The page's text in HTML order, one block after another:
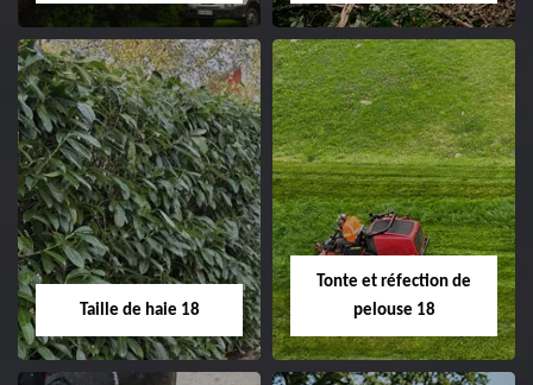
clôture 18 Cher tel:
02.52.56.49.40
Elagage d'arbre 18
Entreprise élagage
d'arbre 18 Cher tel:
02.52.56.49.40
Abattage d'arbres
18
Entreprise abattage
Taille de haie 18
Tonte et réfection de
pelouse 18